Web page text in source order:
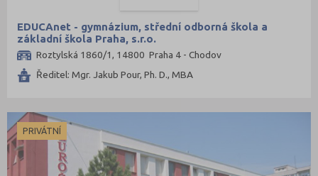
EDUCAnet - gymnázium, střední odborná škola a
základní škola Praha, s.r.o.
Roztylská 1860/1, 14800 Praha 4 - Chodov
Ředitel: Mgr. Jakub Pour, Ph. D., MBA
PRIVÁTNÍ